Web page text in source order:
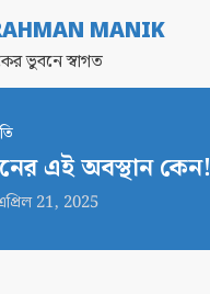
MANIK
ভুবনে স্বাগত
এই অবস্থান কেন!
21, 2025